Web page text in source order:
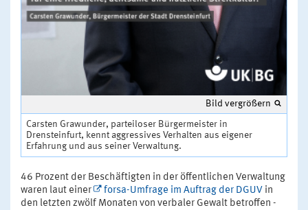
Bild vergrößern
Carsten Grawunder, parteiloser Bürgermeister in
Drensteinfurt, kennt aggressives Verhalten aus eigener
Erfahrung und aus seiner Verwaltung.
46 Prozent der Beschäftigten in der öffentlichen Verwaltung
waren laut einer
forsa-Umfrage im Auftrag der DGUV in
den letzten zwölf Monaten von verbaler Gewalt betroffen -